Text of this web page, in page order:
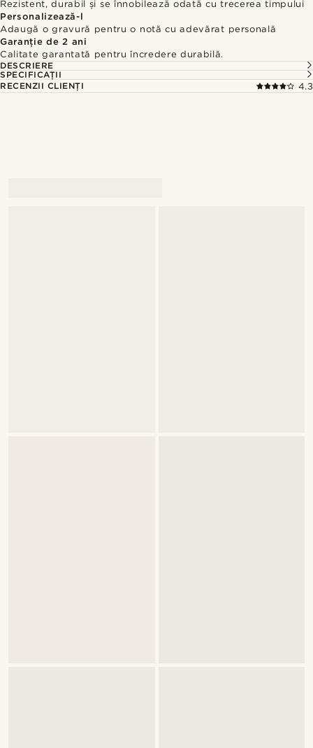
Rezistent, durabil și se înnobilează odată cu trecerea timpului
Personalizează-l
Adaugă o gravură pentru o notă cu adevărat personală
Garanție de 2 ani
Calitate garantată pentru încredere durabilă.
DESCRIERE
SPECIFICAȚII
RECENZII CLIENȚI
4.3